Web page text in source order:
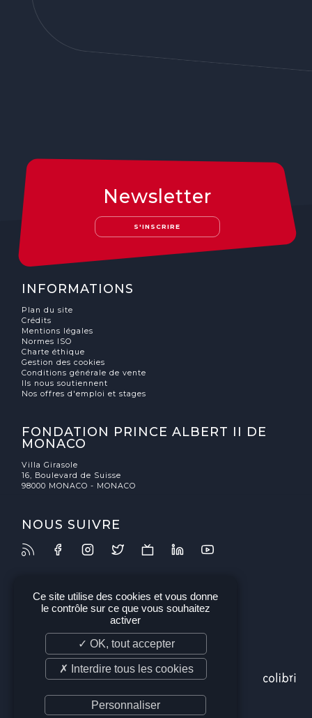
Newsletter
S'INSCRIRE
INFORMATIONS
Plan du site
Crédits
Mentions légales
Normes ISO
Charte éthique
Gestion des cookies
Conditions générale de vente
Ils nous soutiennent
Nos offres d'emploi et stages
FONDATION PRINCE ALBERT II DE
MONACO
Villa Girasole
16, Boulevard de Suisse
98000 MONACO - MONACO
NOUS SUIVRE
Ce site utilise des cookies et vous donne
le contrôle sur ce que vous souhaitez
activer
✓ OK, tout accepter
✗ Interdire tous les cookies
Personnaliser